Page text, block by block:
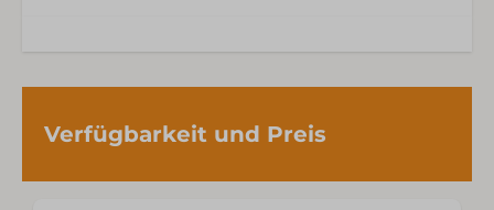
Verfügbarkeit und Preis